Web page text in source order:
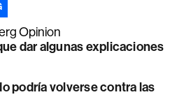
Opinion
dar algunas explicaciones
podría volverse contra las